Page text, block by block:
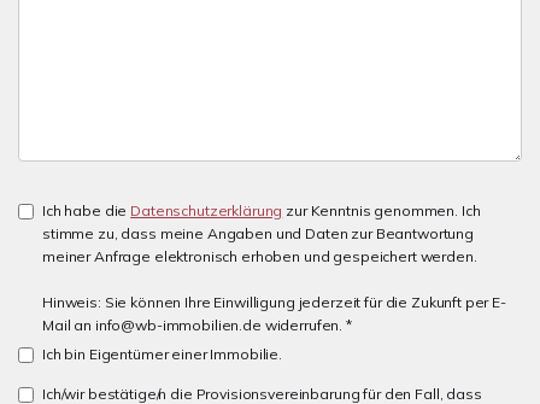
Ich habe die Datenschutzerklärung zur Kenntnis genommen. Ich
stimme zu, dass meine Angaben und Daten zur Beantwortung
meiner Anfrage elektronisch erhoben und gespeichert werden.
Hinweis: Sie können Ihre Einwilligung jederzeit für die Zukunft per E-
Mail an info@wb-immobilien.de widerrufen. *
Ich bin Eigentümer einer Immobilie.
Ich/wir bestätige/n die Provisionsvereinbarung für den Fall, dass